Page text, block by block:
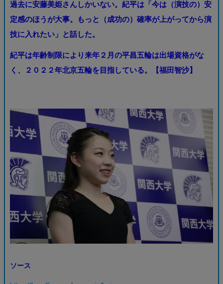
過去に安藤美姫さんしかいない。紀平は「今は（演技の）安
定感のほうが大事。もっと（成功の）確率が上がってから演
技に入れたい」と話した。
紀平は年齢制限により来年２月の平昌五輪は出場資格がな
く、２０２２年北京五輪を目指している。【福田智沙】
ソース